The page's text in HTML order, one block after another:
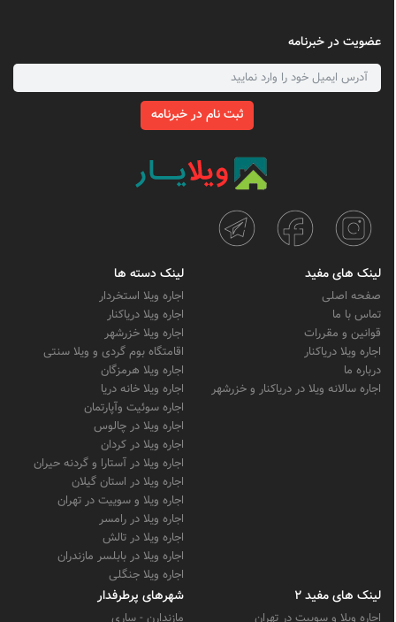
عضویت در خبرنامه
ثبت نام در خبرنامه
لینک های مفید
صفحه اصلی
تماس با ما
قوانین و مقررات
اجاره ویلا دریاکنار
درباره ما
اجاره سالانه ویلا در دریاکنار و خزرشهر
لینک دسته ها
اجاره ویلا استخردار
اجاره ویلا دریاکنار
اجاره ویلا خزرشهر
اقامتگاه بوم گردی و ویلا سنتی
اجاره ویلا هرمزگان
اجاره ویلا خانه دریا
اجاره سوئیت وآپارتمان
اجاره ویلا در چالوس
اجاره ویلا در کردان
اجاره ویلا در آستارا و گردنه حیران
اجاره ویلا در استان گیلان
اجاره ویلا و سوییت در تهران
اجاره ویلا در رامسر
اجاره ویلا در تالش
اجاره ویلا در بابلسر مازندران
اجاره ویلا جنگلی
لینک های مفید 2
اجاره ویلا و سوییت در تهران
شهرهای پرطرفدار
مازندارن - ساری